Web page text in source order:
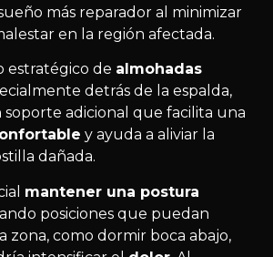
más reparador al minimizar
en la región afectada.
estratégico de almohadas
detrás de la espalda,
adicional que facilita una
y ayuda a aliviar la
dañada.
mantener una postura
posiciones que puedan
zona, como dormir boca abajo,